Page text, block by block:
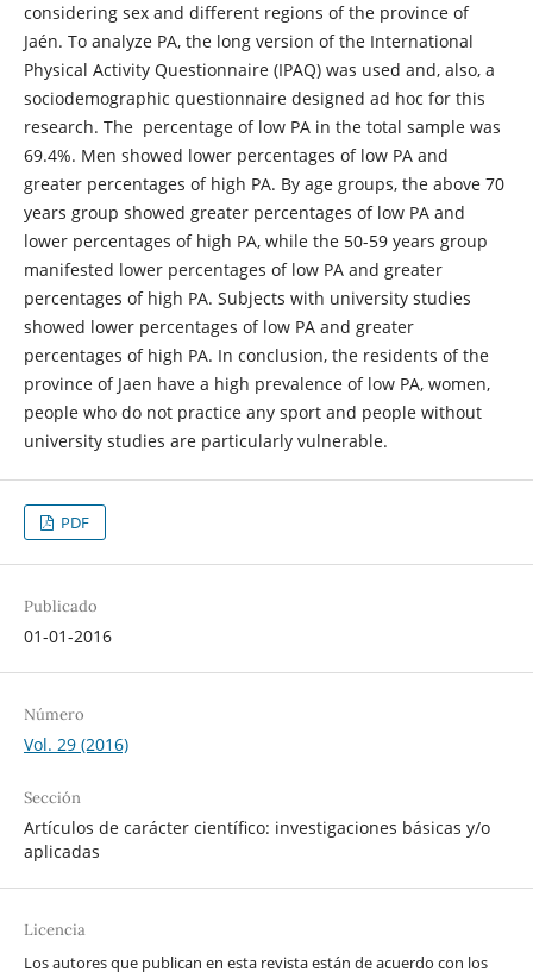
considering sex and different regions of the province of
Jaén. To analyze PA, the long version of the International
Physical Activity Questionnaire (IPAQ) was used and, also, a
sociodemographic questionnaire designed ad hoc for this
research. The percentage of low PA in the total sample was
69.4%. Men showed lower percentages of low PA and
greater percentages of high PA. By age groups, the above 70
years group showed greater percentages of low PA and
lower percentages of high PA, while the 50-59 years group
manifested lower percentages of low PA and greater
percentages of high PA. Subjects with university studies
showed lower percentages of low PA and greater
percentages of high PA. In conclusion, the residents of the
province of Jaen have a high prevalence of low PA, women,
people who do not practice any sport and people without
university studies are particularly vulnerable.
PDF
Publicado
01-01-2016
Número
Vol. 29 (2016)
Sección
Artículos de carácter científico: investigaciones básicas y/o
aplicadas
Licencia
Los autores que publican en esta revista están de acuerdo con los